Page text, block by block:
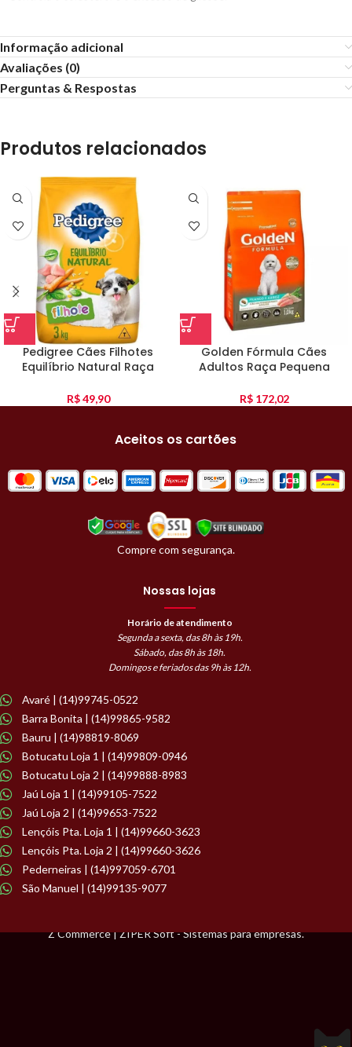
Informação adicional
Avaliações (0)
Perguntas & Respostas
Produtos relacionados
Pedigree Cães Filhotes
Equilíbrio Natural Raça
R$49,90
Golden Fórmula Cães
Adultos Raça Pequena
R$172,02
Aceitos os cartões
Compre com segurança.
Nossas lojas
Horário de atendimento
Segunda a sexta, das 8h às 19h.
Sábado, das 8h às 18h.
Domingos e feriados das 9h às 12h.
Avaré | (14)99745-0522
Barra Bonita | (14)99865-9582
Bauru | (14)98819-8069
Botucatu Loja 1 | (14)99809-0946
Botucatu Loja 2 | (14)99888-8983
Jaú Loja 1 | (14)99105-7522
Jaú Loja 2 | (14)99653-7522
Lençóis Pta. Loja 1 | (14)99660-3623
Lençóis Pta. Loja 2 | (14)99660-3626
Pederneiras | (14)997059-6701
São Manuel | (14)99135-9077
Z Commerce | ZIPER Soft - Sistemas para empresas.